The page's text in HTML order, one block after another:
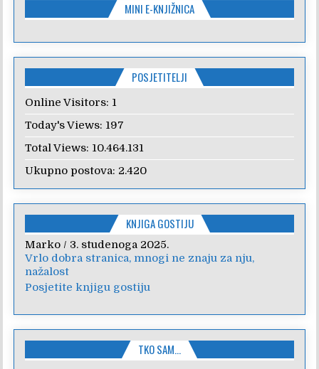
MINI E-KNJIŽNICA
POSJETITELJI
Online Visitors: 1
Today's Views: 197
Total Views: 10.464.131
Ukupno postova: 2.420
KNJIGA GOSTIJU
Marko / 3. studenoga 2025.
Vrlo dobra stranica, mnogi ne znaju za nju,
nažalost
Anica/7. veljače 2024.
Poštovanje, draga kolegice! Hvala Vam na
nesebičnom radu i promoviranju...
Posjetite knjigu gostiju
TKO SAM…